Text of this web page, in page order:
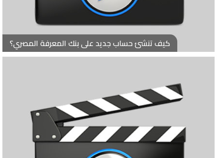
كيف تنشئ حساب جديد على بنك المعرفة المصري؟